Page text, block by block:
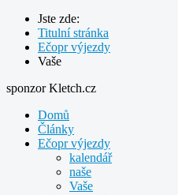
Jste zde:
Titulní stránka
Ečopr výjezdy
Vaše
sponzor Kletch.cz
Domů
Články
Ečopr výjezdy
kalendář
naše
Vaše